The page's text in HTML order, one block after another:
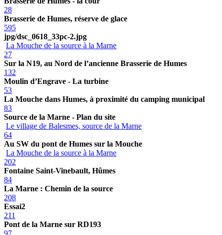
28
Brasserie de Humes, réserve de glace
595
jpg/dsc_0618_33pc-2.jpg
La Mouche de la source à la Marne
27
Sur la N19, au Nord de l’ancienne Brasserie de Humes
132
Moulin d’Engrave - La turbine
53
La Mouche dans Humes, à proximité du camping municipal
83
Source de la Marne - Plan du site
Le village de Balesmes, source de la Marne
64
Au SW du pont de Humes sur la Mouche
La Mouche de la source à la Marne
202
Fontaine Saint-Vinebault, Hûmes
84
La Marne : Chemin de la source
208
Essai2
211
Pont de la Marne sur RD193
97